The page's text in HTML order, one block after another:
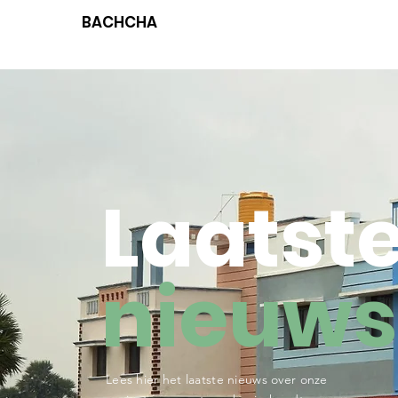
BACHCHA
nieuws
Lees hier het laatste nieuws over onze